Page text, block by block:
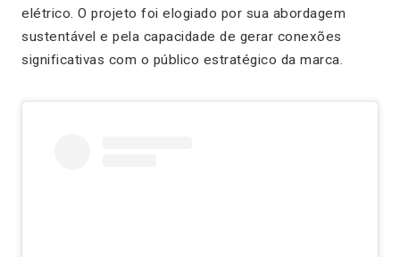
elétrico. O projeto foi elogiado por sua abordagem
sustentável e pela capacidade de gerar conexões
significativas com o público estratégico da marca.